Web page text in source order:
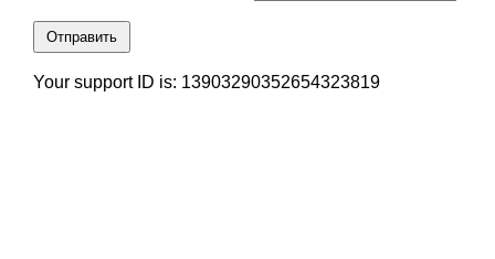
Отправить
Your support ID is: 13903290352654323819